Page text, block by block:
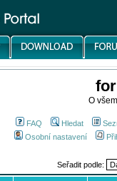
O
FAQ Hledat
Osobní nastavení
Seřadit podle: